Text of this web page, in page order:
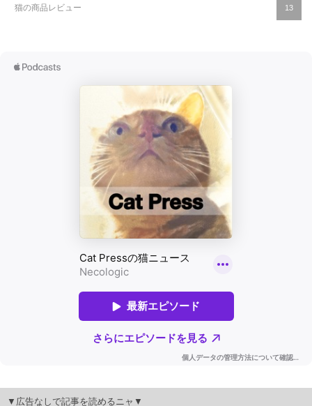
猫の商品レビュー 13
▼広告なしで記事を読めるニャ▼